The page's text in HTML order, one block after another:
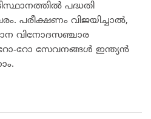
പദ്ധതി
പരീക്ഷണം വിജയിച്ചാൽ,
വിനോദസഞ്ചാര
റോ സേവനങ്ങൾ ഇന്ത്യൻ